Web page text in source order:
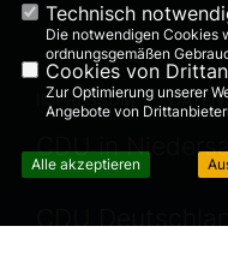
IMPRESSUM
CDU in
Technisch
Die notwendigen Cookies
ordnungsgemäßen
Cookies von
Zur Optimierung unserer
Angebote von
Alle akzeptieren